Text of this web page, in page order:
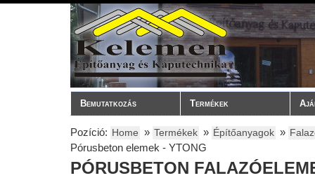
Bemutatkozás Termékek
Pozíció: Home » Termékek » Építőanyagok »
Pórusbeton elemek ‐ YTONG
PÓRUSBETON